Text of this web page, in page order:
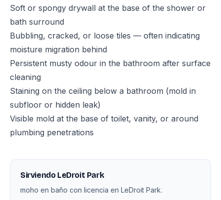
Soft or spongy drywall at the base of the shower or
bath surround
Bubbling, cracked, or loose tiles — often indicating
moisture migration behind
Persistent musty odour in the bathroom after surface
cleaning
Staining on the ceiling below a bathroom (mold in
subfloor or hidden leak)
Visible mold at the base of toilet, vanity, or around
plumbing penetrations
Sirviendo LeDroit Park
moho en baño con licencia en LeDroit Park.